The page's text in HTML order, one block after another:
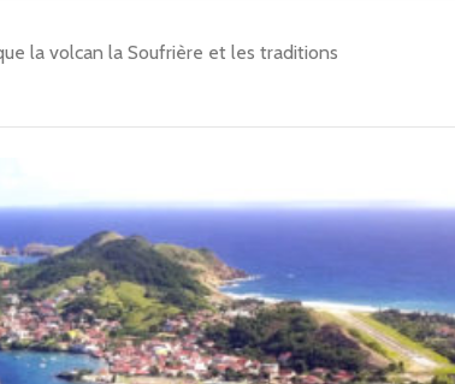
la volcan la Soufrière et les traditions